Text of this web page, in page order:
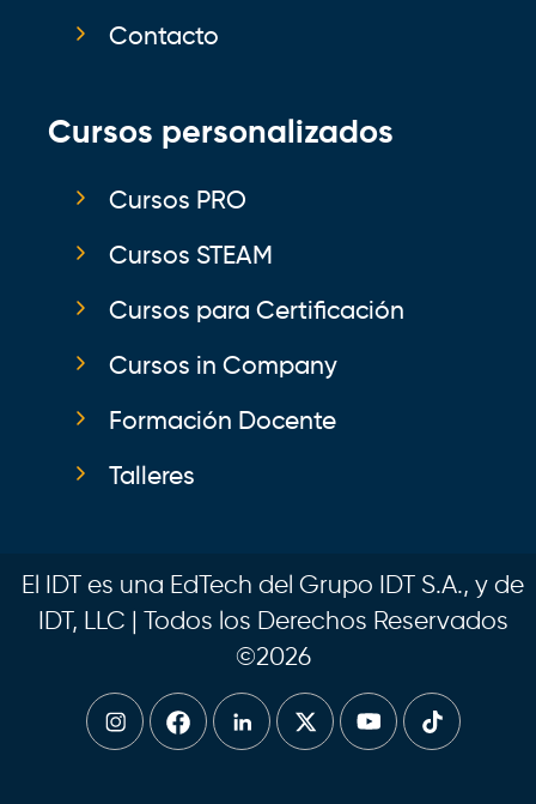
Contacto
Cursos personalizados
Cursos PRO
Cursos STEAM
Cursos para Certificación
Cursos in Company
Formación Docente
Talleres
El IDT es una EdTech del Grupo IDT S.A., y de
IDT, LLC | Todos los Derechos Reservados
©2026